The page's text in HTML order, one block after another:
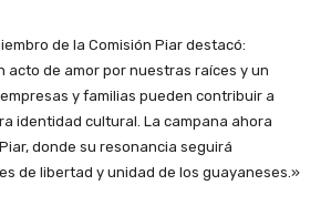
de la Comisión Piar destacó:
acto de amor por nuestras raíces y un
y familias pueden contribuir a
identidad cultural. La campana ahora
donde su resonancia seguirá
de libertad y unidad de los guayaneses.»